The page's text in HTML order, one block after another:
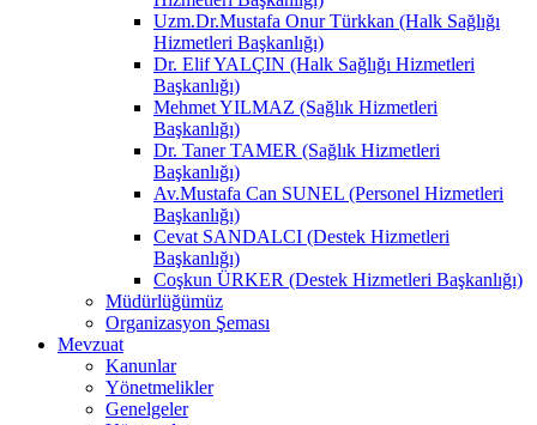
Uzm.Dr.Mustafa Onur Türkkan (Halk Sağlığı
Hizmetleri Başkanlığı)
Dr. Elif YALÇIN (Halk Sağlığı Hizmetleri
Başkanlığı)
Mehmet YILMAZ (Sağlık Hizmetleri
Başkanlığı)
Dr. Taner TAMER (Sağlık Hizmetleri
Başkanlığı)
Av.Mustafa Can SUNEL (Personel Hizmetleri
Başkanlığı)
Cevat SANDALCI (Destek Hizmetleri
Başkanlığı)
Coşkun ÜRKER (Destek Hizmetleri Başkanlığı)
Müdürlüğümüz
Organizasyon Şeması
Mevzuat
Kanunlar
Yönetmelikler
Genelgeler